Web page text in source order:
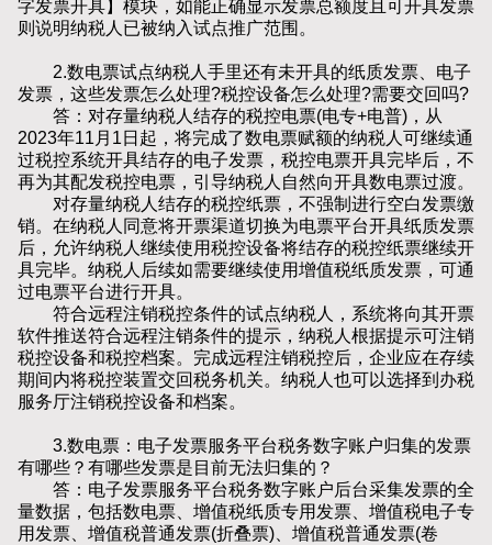
字发票开具】模块，如能正确显示发票总额度且可开具发票
则说明纳税人已被纳入试点推广范围。
2.数电票试点纳税人手里还有未开具的纸质发票、电子
发票，这些发票怎么处理?税控设备怎么处理?需要交回吗?
答：对存量纳税人结存的税控电票(电专+电普)，从
2023年11月1日起，将完成了数电票赋额的纳税人可继续通
过税控系统开具结存的电子发票，税控电票开具完毕后，不
再为其配发税控电票，引导纳税人自然向开具数电票过渡。
对存量纳税人结存的税控纸票，不强制进行空白发票缴
销。在纳税人同意将开票渠道切换为电票平台开具纸质发票
后，允许纳税人继续使用税控设备将结存的税控纸票继续开
具完毕。纳税人后续如需要继续使用增值税纸质发票，可通
过电票平台进行开具。
符合远程注销税控条件的试点纳税人，系统将向其开票
软件推送符合远程注销条件的提示，纳税人根据提示可注销
税控设备和税控档案。完成远程注销税控后，企业应在存续
期间内将税控装置交回税务机关。纳税人也可以选择到办税
服务厅注销税控设备和档案。
3.数电票：电子发票服务平台税务数字账户归集的发票
有哪些？有哪些发票是目前无法归集的？
答：电子发票服务平台税务数字账户后台采集发票的全
量数据，包括数电票、增值税纸质专用发票、增值税电子专
用发票、增值税普通发票(折叠票)、增值税普通发票(卷